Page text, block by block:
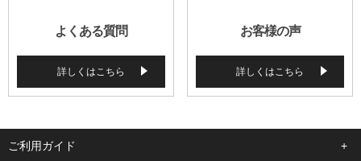
よくある質問
詳しくはこちら
お客様の声
詳しくはこちら
ご利用ガイド